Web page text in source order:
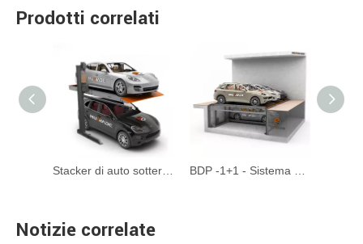
Prodotti correlati
Notizie correlate